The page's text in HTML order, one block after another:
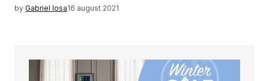
by Gabriel Iosa16 august 2021